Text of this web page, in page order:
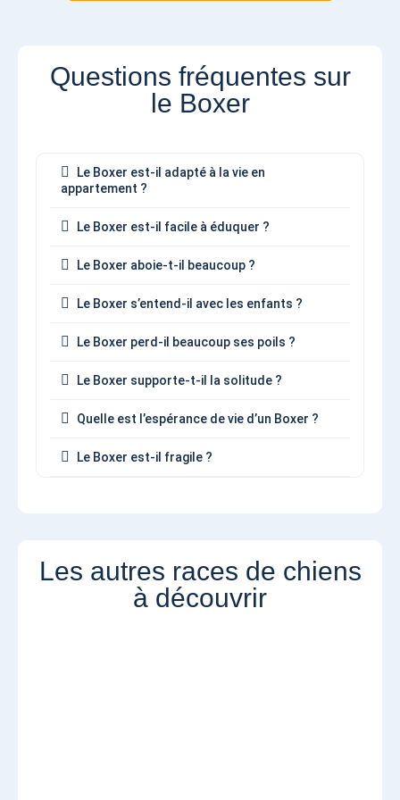
Questions fréquentes sur
le Boxer
Le Boxer est-il adapté à la vie en
appartement ?
Le Boxer est-il facile à éduquer ?
Le Boxer aboie-t-il beaucoup ?
Le Boxer s’entend-il avec les enfants ?
Le Boxer perd-il beaucoup ses poils ?
Le Boxer supporte-t-il la solitude ?
Quelle est l’espérance de vie d’un Boxer ?
Le Boxer est-il fragile ?
Les autres races de chiens
à découvrir